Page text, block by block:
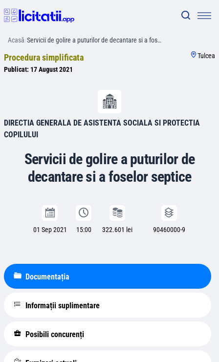
Acasă/Servicii de golire a puturilor de decantare si a fos…
Procedura simplificata
Publicat: 17 August 2021
Tulcea
DIRECTIA GENERALA DE ASISTENTA SOCIALA SI PROTECTIA
COPILULUI
Servicii de golire a puturilor de
decantare si a foselor septice
01 Sep 2021 15:00 322.601 lei 90460000-9
Documentația
Informații suplimentare
Posibili concurenți